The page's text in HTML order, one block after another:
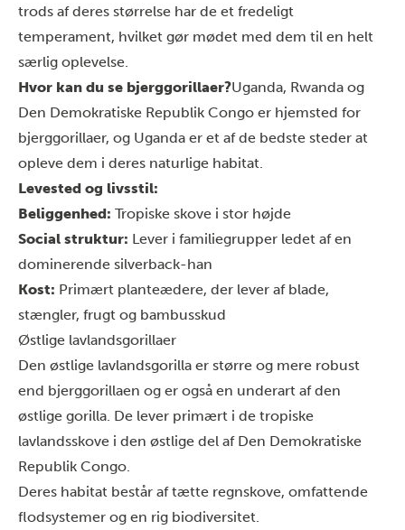
trods af deres størrelse har de et fredeligt
temperament, hvilket gør mødet med dem til en helt
særlig oplevelse.
Hvor kan du se bjerggorillaer?Uganda, Rwanda og
Den Demokratiske Republik Congo er hjemsted for
bjerggorillaer, og Uganda er et af de bedste steder at
opleve dem i deres naturlige habitat.
Levested og livsstil:
Beliggenhed: Tropiske skove i stor højde
Social struktur: Lever i familiegrupper ledet af en
dominerende silverback-han
Kost: Primært planteædere, der lever af blade,
stængler, frugt og bambusskud
Østlige lavlandsgorillaer
Den østlige lavlandsgorilla er større og mere robust
end bjerggorillaen og er også en underart af den
østlige gorilla. De lever primært i de tropiske
lavlandsskove i den østlige del af Den Demokratiske
Republik Congo.
Deres habitat består af tætte regnskove, omfattende
flodsystemer og en rig biodiversitet.